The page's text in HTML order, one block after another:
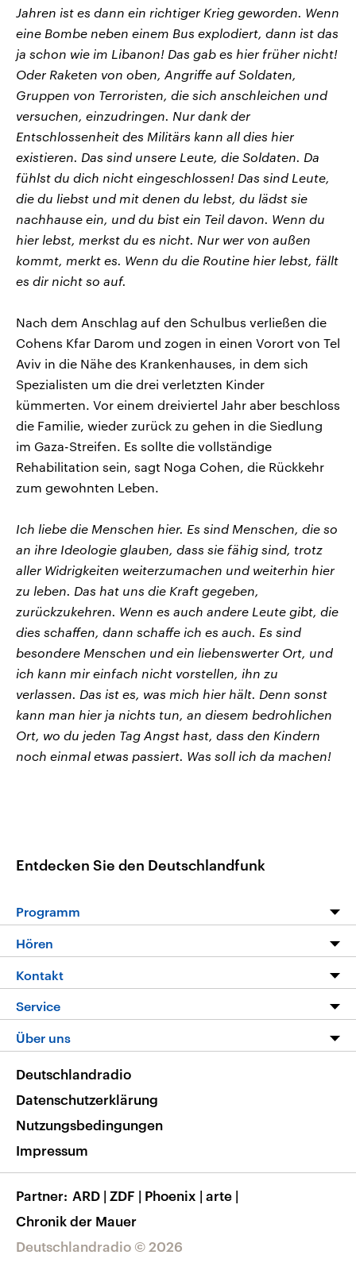
Jahren ist es dann ein richtiger Krieg geworden. Wenn
eine Bombe neben einem Bus explodiert, dann ist das
ja schon wie im Libanon! Das gab es hier früher nicht!
Oder Raketen von oben, Angriffe auf Soldaten,
Gruppen von Terroristen, die sich anschleichen und
versuchen, einzudringen. Nur dank der
Entschlossenheit des Militärs kann all dies hier
existieren. Das sind unsere Leute, die Soldaten. Da
fühlst du dich nicht eingeschlossen! Das sind Leute,
die du liebst und mit denen du lebst, du lädst sie
nachhause ein, und du bist ein Teil davon. Wenn du
hier lebst, merkst du es nicht. Nur wer von außen
kommt, merkt es. Wenn du die Routine hier lebst, fällt
es dir nicht so auf.
Nach dem Anschlag auf den Schulbus verließen die
Cohens Kfar Darom und zogen in einen Vorort von Tel
Aviv in die Nähe des Krankenhauses, in dem sich
Spezialisten um die drei verletzten Kinder
kümmerten. Vor einem dreiviertel Jahr aber beschloss
die Familie, wieder zurück zu gehen in die Siedlung
im Gaza-Streifen. Es sollte die vollständige
Rehabilitation sein, sagt Noga Cohen, die Rückkehr
zum gewohnten Leben.
Ich liebe die Menschen hier. Es sind Menschen, die so
an ihre Ideologie glauben, dass sie fähig sind, trotz
aller Widrigkeiten weiterzumachen und weiterhin hier
zu leben. Das hat uns die Kraft gegeben,
zurückzukehren. Wenn es auch andere Leute gibt, die
dies schaffen, dann schaffe ich es auch. Es sind
besondere Menschen und ein liebenswerter Ort, und
ich kann mir einfach nicht vorstellen, ihn zu
verlassen. Das ist es, was mich hier hält. Denn sonst
kann man hier ja nichts tun, an diesem bedrohlichen
Ort, wo du jeden Tag Angst hast, dass den Kindern
noch einmal etwas passiert. Was soll ich da machen!
Entdecken Sie den Deutschlandfunk
Programm
Die Nachrichten
Nachrichtenleicht
Neue Beiträge auf dlf.de
Hören
Livestream
Podcasts
Deutschlandfunk App
Nachrichten App
Frequenzen
Kontakt
Hörerservice
Service
FAQ
Veranstaltungen
Musikliste
RSS
Über uns
Barrierefreiheit
Deutschlandradio © 2026
Deutschlandradio
Datenschutzerklärung
Nutzungsbedingungen
Impressum
Partner ARD | ZDF | Phoenix | arte |
Chronik der Mauer